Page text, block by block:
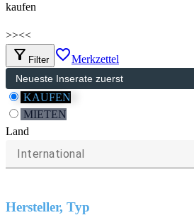
kaufen
>><<
filter_alt Filter favorite_borderMerkzettel
KAUFEN
MIETEN
Land
International
Hersteller, Typ